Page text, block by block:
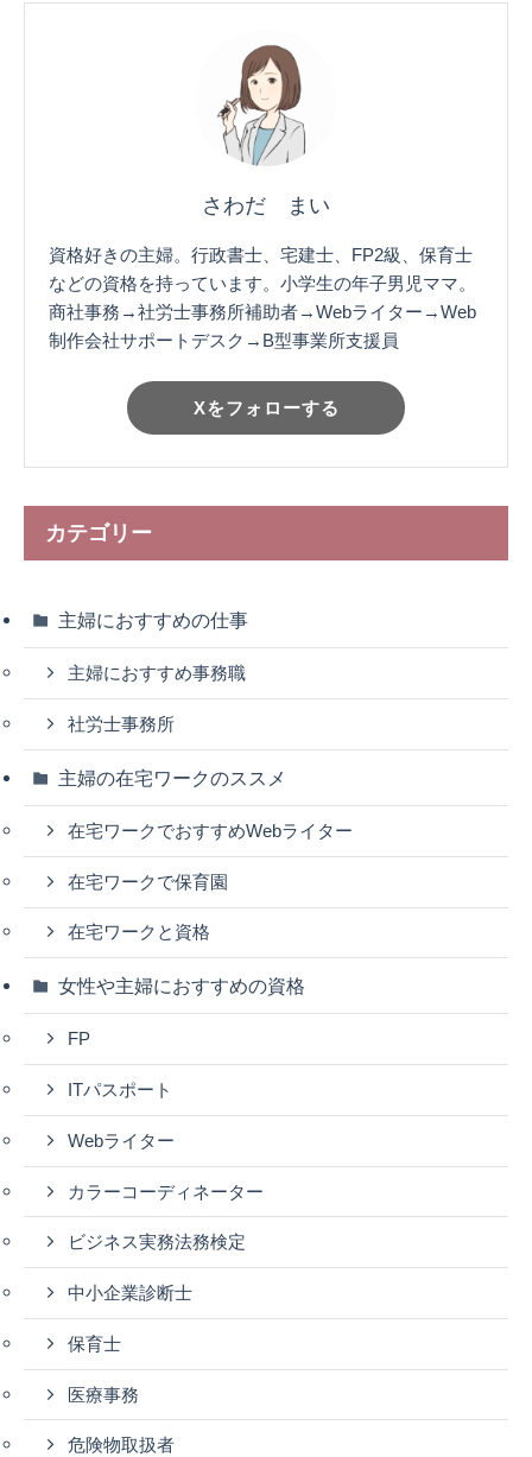
さわだ まい
資格好きの主婦。行政書士、宅建士、FP2級、保育士
などの資格を持っています。小学生の年子男児ママ。
商社事務→社労士事務所補助者→Webライター→Web
制作会社サポートデスク→B型事業所支援員
Xをフォローする
カテゴリー
主婦におすすめの仕事
主婦におすすめ事務職
社労士事務所
主婦の在宅ワークのススメ
在宅ワークでおすすめWebライター
在宅ワークで保育園
在宅ワークと資格
女性や主婦におすすめの資格
FP
ITパスポート
Webライター
カラーコーディネーター
ビジネス実務法務検定
中小企業診断士
保育士
医療事務
危険物取扱者